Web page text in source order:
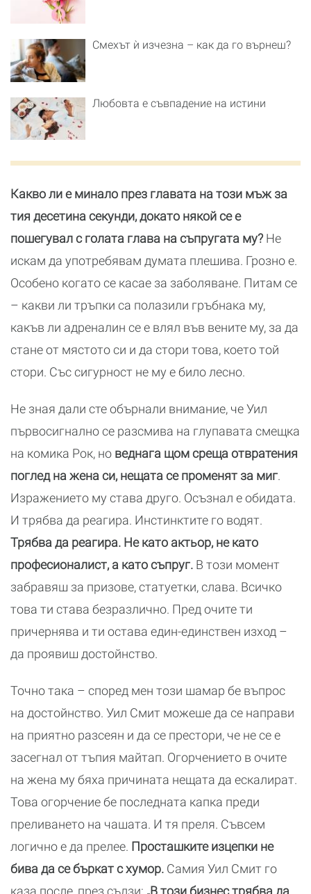
Смехът ѝ изчезна – как да го върнеш?
Любовта е съвпадение на истини
Какво ли е минало през главата на този мъж за
тия десетина секунди, докато някой се е
пошегувал с голата глава на съпругата му? Не
искам да употребявам думата плешива. Грозно е.
Особено когато се касае за заболяване. Питам се
– какви ли тръпки са полазили гръбнака му,
какъв ли адреналин се е влял във вените му, за да
стане от мястото си и да стори това, което той
стори. Със сигурност не му е било лесно.
Не зная дали сте обърнали внимание, че Уил
първосигнално се разсмива на глупавата смещка
на комика Рок, но веднага щом среща отвратения
поглед на жена си, нещата се променят за миг.
Изражението му става друго. Осъзнал е обидата.
И трябва да реагира. Инстинктите го водят.
Трябва да реагира. Не като актьор, не като
професионалист, а като съпруг. В този момент
забравяш за призове, статуетки, слава. Всичко
това ти става безразлично. Пред очите ти
причернява и ти остава един-единствен изход –
да проявиш достойнство.
Точно така – според мен този шамар бе въпрос
на достойнство. Уил Смит можеше да се направи
на приятно разсеян и да се престори, че не се е
засегнал от тъпия майтап. Огорчението в очите
на жена му бяха причината нещата да ескалират.
Това огорчение бе последната капка преди
преливането на чашата. И тя преля. Съвсем
логично е да прелее. Просташките изцепки не
бива да се бъркат с хумор. Самия Уил Смит го
каза после, през сълзи: „В този бизнес трябва да